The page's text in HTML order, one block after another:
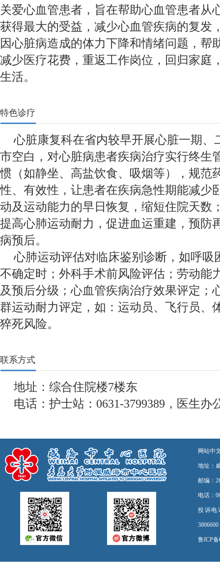
关爱心血管患者，旨在帮助心血管患者从
获得最大的受益，减少心血管疾病的复发
因心脏病造成的体力下降和情绪问题，帮
减少医疗花费，重返工作岗位，回归家庭
生活。
特色诊疗
心脏康复科在省内较早开展心脏一期、
市空白，对心脏病患者疾病治疗实行终生
惯（如静坐、高盐饮食、吸烟等），规范
性、有效性，让患者在疾病急性期能减少
动及运动能力的早日恢复，缩短住院天数
提高心肺运动耐力，促进血运重建，预防
病预后。
心肺运动评估对临床鉴别诊断，如呼吸
不确定时；外科手术前风险评估；劳动能
及预后分级；心血管疾病治疗效果评定；
群运动耐力评定，如：运动员、飞行员、
猝死风险。
联系方式
地址：综合住院楼7楼东
电话：护士站：0631-3799389，医生办
网站中
地址：
邮编：
电话：
投诉电
鲁ICP备